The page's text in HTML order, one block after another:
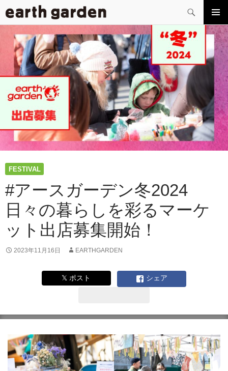
索
メイン
メニュ
ー
コ
へ
キ
プ
FESTIVAL
#アースガーデン冬2024
日々の暮らしを彩るマーケ
ット出店募集開始！
2023年11月16日 EARTHGARDEN
𝕏 ポスト シェア